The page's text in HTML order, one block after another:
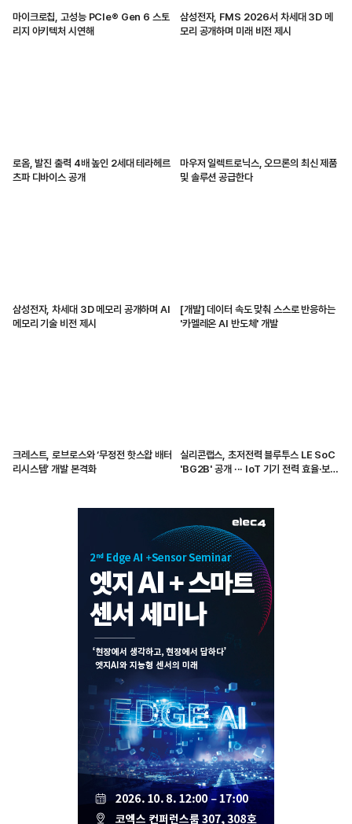
마이크로칩, 고성능 PCIe® Gen 6 스토
리지 아키텍처 시연해
삼성전자, FMS 2026서 차세대 3D 메
모리 공개하며 미래 비전 제시
로옴, 발진 출력 4배 높인 2세대 테라헤르
츠파 디바이스 공개
마우저 일렉트로닉스, 오므론의 최신 제품
및 솔루션 공급한다
삼성전자, 차세대 3D 메모리 공개하며 AI
메모리 기술 비전 제시
[개발] 데이터 속도 맞춰 스스로 반응하는
'카멜레온 AI 반도체' 개발
크레스트, 로브로스와 ‘무정전 핫스왑 배터
리시스템’ 개발 본격화
실리콘랩스, 초저전력 블루투스 LE SoC
'BG2B' 공개 ··· IoT 기기 전력 효율·보안